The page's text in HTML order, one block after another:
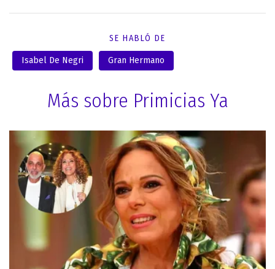
SE HABLÓ DE
Isabel De Negri Gran Hermano
Más sobre Primicias Ya